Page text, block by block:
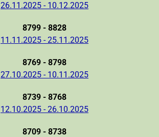
26.11.2025 - 10.12.2025
8799 - 8828
11.11.2025 - 25.11.2025
8769 - 8798
27.10.2025 - 10.11.2025
8739 - 8768
12.10.2025 - 26.10.2025
8709 - 8738